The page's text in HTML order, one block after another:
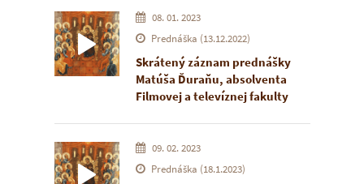
08. 01. 2023
Prednáška (13.12.2022)
Skrátený záznam prednášky
Matúša Ďuraňu, absolventa
Filmovej a televíznej fakulty
2022 v priestoroch Expozície
IKONY v Žiline. Sprievodnú
09. 02. 2023
Prednáška (18.1.2023)